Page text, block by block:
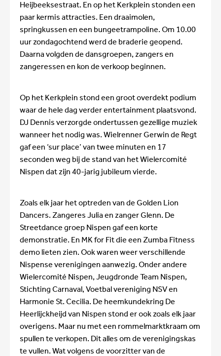
Heijbeeksestraat. En op het Kerkplein stonden een
paar kermis attracties. Een draaimolen,
springkussen en een bungeetrampoline. Om 10.00
uur zondagochtend werd de braderie geopend.
Daarna volgden de dansgroepen, zangers en
zangeressen en kon de verkoop beginnen.
Op het Kerkplein stond een groot overdekt podium
waar de hele dag verder entertainment plaatsvond.
DJ Dennis verzorgde ondertussen gezellige muziek
wanneer het nodig was. Wielrenner Gerwin de Regt
gaf een ‘sur place’ van twee minuten en 17
seconden weg bij de stand van het Wielercomité
Nispen dat zijn 40-jarig jubileum vierde.
Zoals elk jaar het optreden van de Golden Lion
Dancers. Zangeres Julia en zanger Glenn. De
Streetdance groep Nispen gaf een korte
demonstratie. En MK for Fit die een Zumba Fitness
demo lieten zien. Ook waren weer verschillende
Nispense verenigingen aanwezig. Onder andere
Wielercomité Nispen, Jeugdronde Team Nispen,
Stichting Carnaval, Voetbal vereniging NSV en
Harmonie St. Cecilia. De heemkundekring De
Heerlijckheijd van Nispen stond er ook zoals elk jaar
overigens. Maar nu met een rommelmarktkraam om
spullen te verkopen. Dit alles om de verenigingskas
te vullen. Wat volgens de voorzitter van de